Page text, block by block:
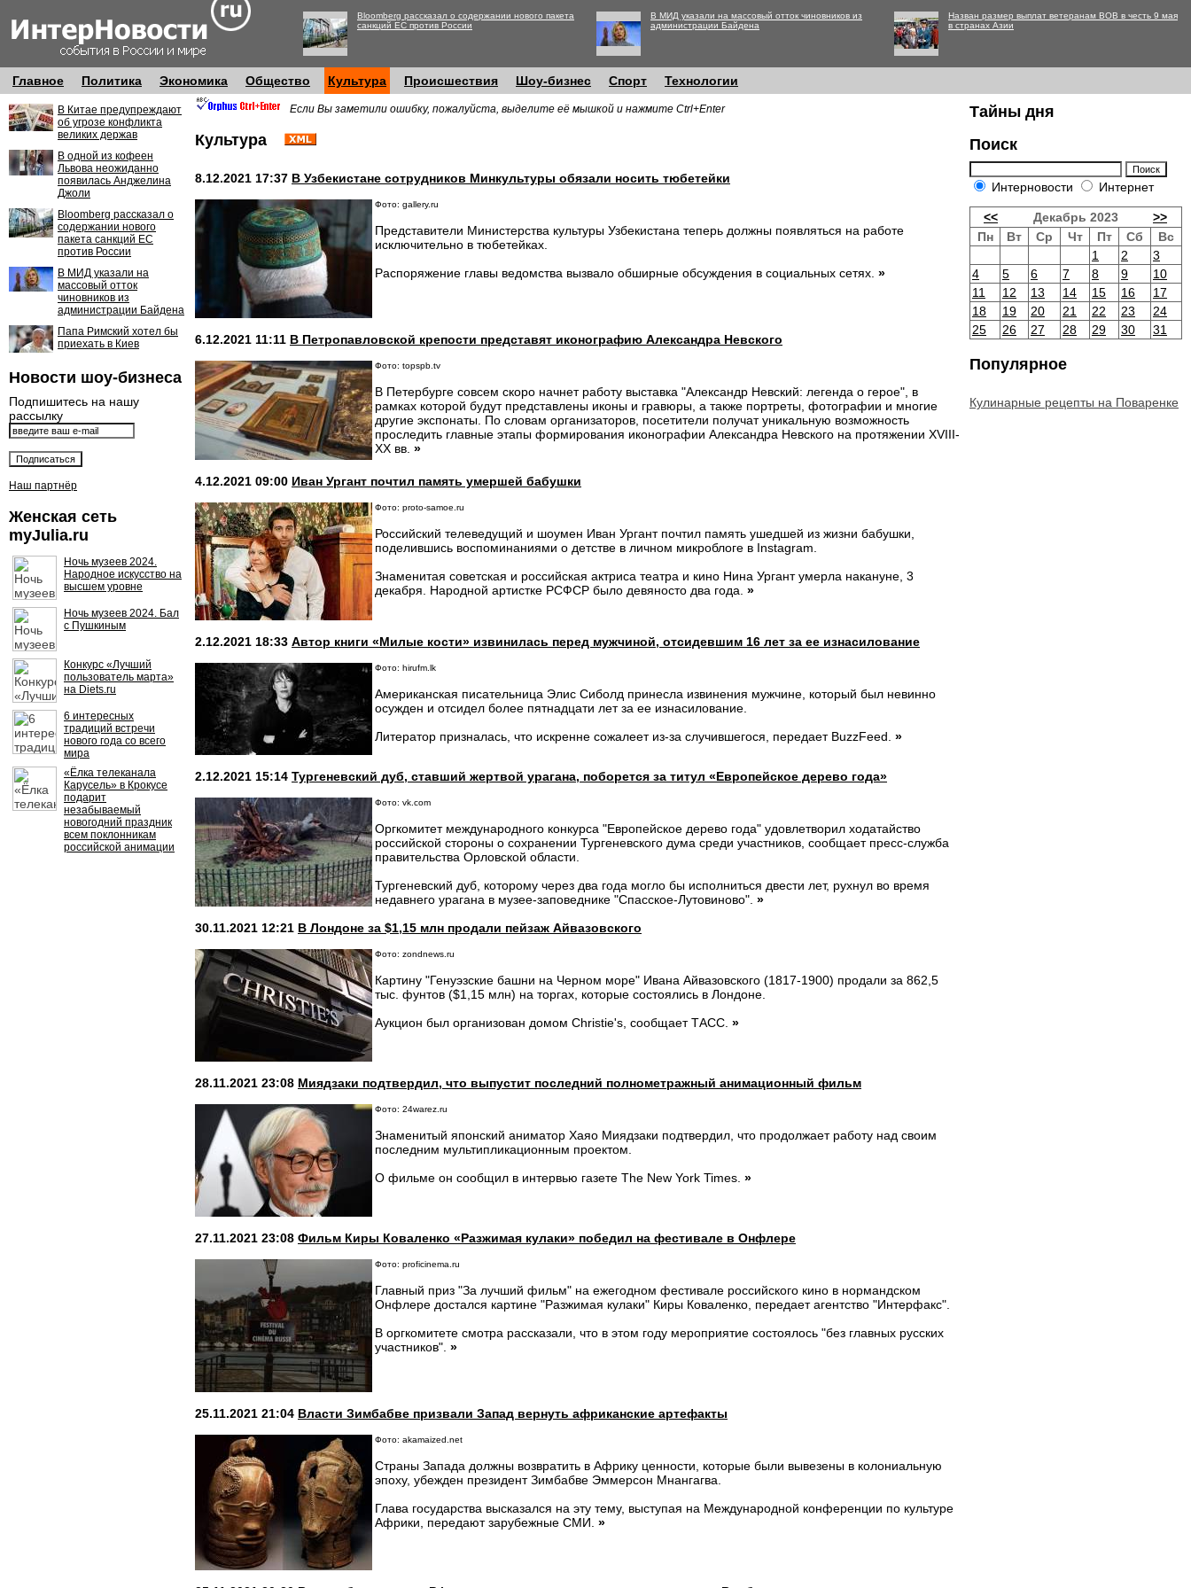
Bloomberg рассказал о содержании нового пакета
санкций ЕС против России
В МИД указали на массовый отток чиновников из
администрации Байдена
Назван размер выплат ветеранам ВОВ в честь 9 мая
в странах Азии
Главное Политика Экономика Общество Культура Происшествия Шоу-бизнес Спорт Технологии
В Китае предупреждают
об угрозе конфликта
великих держав
В одной из кофеен
Львова неожиданно
появилась Анджелина
Джоли
Bloomberg рассказал о
содержании нового
пакета санкций ЕС
против России
В МИД указали на
массовый отток
чиновников из
администрации Байдена
Папа Римский хотел бы
приехать в Киев
Новости шоу-бизнеса
Подпишитесь на нашу
рассылку
Наш партнёр
Женская сеть
myJulia.ru
Ночь музеев 2024.
Народное искусство на
высшем уровне
Ночь музеев 2024. Бал
с Пушкиным
Конкурс «Лучший
пользователь марта»
на Diets.ru
6 интересных
традиций встречи
нового года со всего
мира
«Ёлка телеканала
Карусель» в Крокусе
подарит
незабываемый
новогодний праздник
всем поклонникам
российской анимации
Если Вы заметили ошибку, пожалуйста, выделите её мышкой и нажмите Ctrl+Enter
Культура
8.12.2021 17:37 В Узбекистане сотрудников Минкультуры обязали носить тюбетейки
Фото: gallery.ru
Представители Министерства культуры Узбекистана теперь должны появляться на работе
исключительно в тюбетейках.
Распоряжение главы ведомства вызвало обширные обсуждения в социальных сетях. »
6.12.2021 11:11 В Петропавловской крепости представят иконографию Александра Невского
Фото: topspb.tv
В Петербурге совсем скоро начнет работу выставка "Александр Невский: легенда о герое", в
рамках которой будут представлены иконы и гравюры, а также портреты, фотографии и многие
другие экспонаты. По словам организаторов, посетители получат уникальную возможность
проследить главные этапы формирования иконографии Александра Невского на протяжении XVIII-
ХХ вв. »
4.12.2021 09:00 Иван Ургант почтил память умершей бабушки
Фото: proto-samoe.ru
Российский телеведущий и шоумен Иван Ургант почтил память ушедшей из жизни бабушки,
поделившись воспоминаниями о детстве в личном микроблоге в Instagram.
Знаменитая советская и российская актриса театра и кино Нина Ургант умерла накануне, 3
декабря. Народной артистке РСФСР было девяносто два года. »
2.12.2021 18:33 Автор книги «Милые кости» извинилась перед мужчиной, отсидевшим 16 лет за ее изнасилование
Фото: hirufm.lk
Американская писательница Элис Сиболд принесла извинения мужчине, который был невинно
осужден и отсидел более пятнадцати лет за ее изнасилование.
Литератор призналась, что искренне сожалеет из-за случившегося, передает BuzzFeed. »
2.12.2021 15:14 Тургеневский дуб, ставший жертвой урагана, поборется за титул «Европейское дерево года»
Фото: vk.com
Оргкомитет международного конкурса "Европейское дерево года" удовлетворил ходатайство
российской стороны о сохранении Тургеневского дума среди участников, сообщает пресс-служба
правительства Орловской области.
Тургеневский дуб, которому через два года могло бы исполниться двести лет, рухнул во время
недавнего урагана в музее-заповеднике "Спасское-Лутовиново". »
30.11.2021 12:21 В Лондоне за $1,15 млн продали пейзаж Айвазовского
Фото: zondnews.ru
Картину "Генуэзские башни на Черном море" Ивана Айвазовского (1817-1900) продали за 862,5
тыс. фунтов ($1,15 млн) на торгах, которые состоялись в Лондоне.
Аукцион был организован домом Christie's, сообщает ТАСС. »
28.11.2021 23:08 Миядзаки подтвердил, что выпустит последний полнометражный анимационный фильм
Фото: 24warez.ru
Знаменитый японский аниматор Хаяо Миядзаки подтвердил, что продолжает работу над своим
последним мультипликационным проектом.
О фильме он сообщил в интервью газете The New York Times. »
27.11.2021 23:08 Фильм Киры Коваленко «Разжимая кулаки» победил на фестивале в Онфлере
Фото: proficinema.ru
Главный приз "За лучший фильм" на ежегодном фестивале российского кино в нормандском
Онфлере достался картине "Разжимая кулаки" Киры Коваленко, передает агентство "Интерфакс".
В оргкомитете смотра рассказали, что в этом году мероприятие состоялось "без главных русских
участников". »
25.11.2021 21:04 Власти Зимбабве призвали Запад вернуть африканские артефакты
Фото: akamaized.net
Страны Запада должны возвратить в Африку ценности, которые были вывезены в колониальную
эпоху, убежден президент Зимбабве Эммерсон Мнангагва.
Глава государства высказался на эту тему, выступая на Международной конференции по культуре
Африки, передают зарубежные СМИ. »
Тайны дня
Поиск
Интерновости Интернет
<< Декабрь 2023
>>
Пн
Вт Ср Чт Пт Сб
Вс
1
2
3
4
5 6 7 8 9
10
11
12 13 14 15 16
17
18
19 20 21 22 23
24
25
26 27 28 29 30 31
Популярное
Кулинарные рецепты на Поваренке